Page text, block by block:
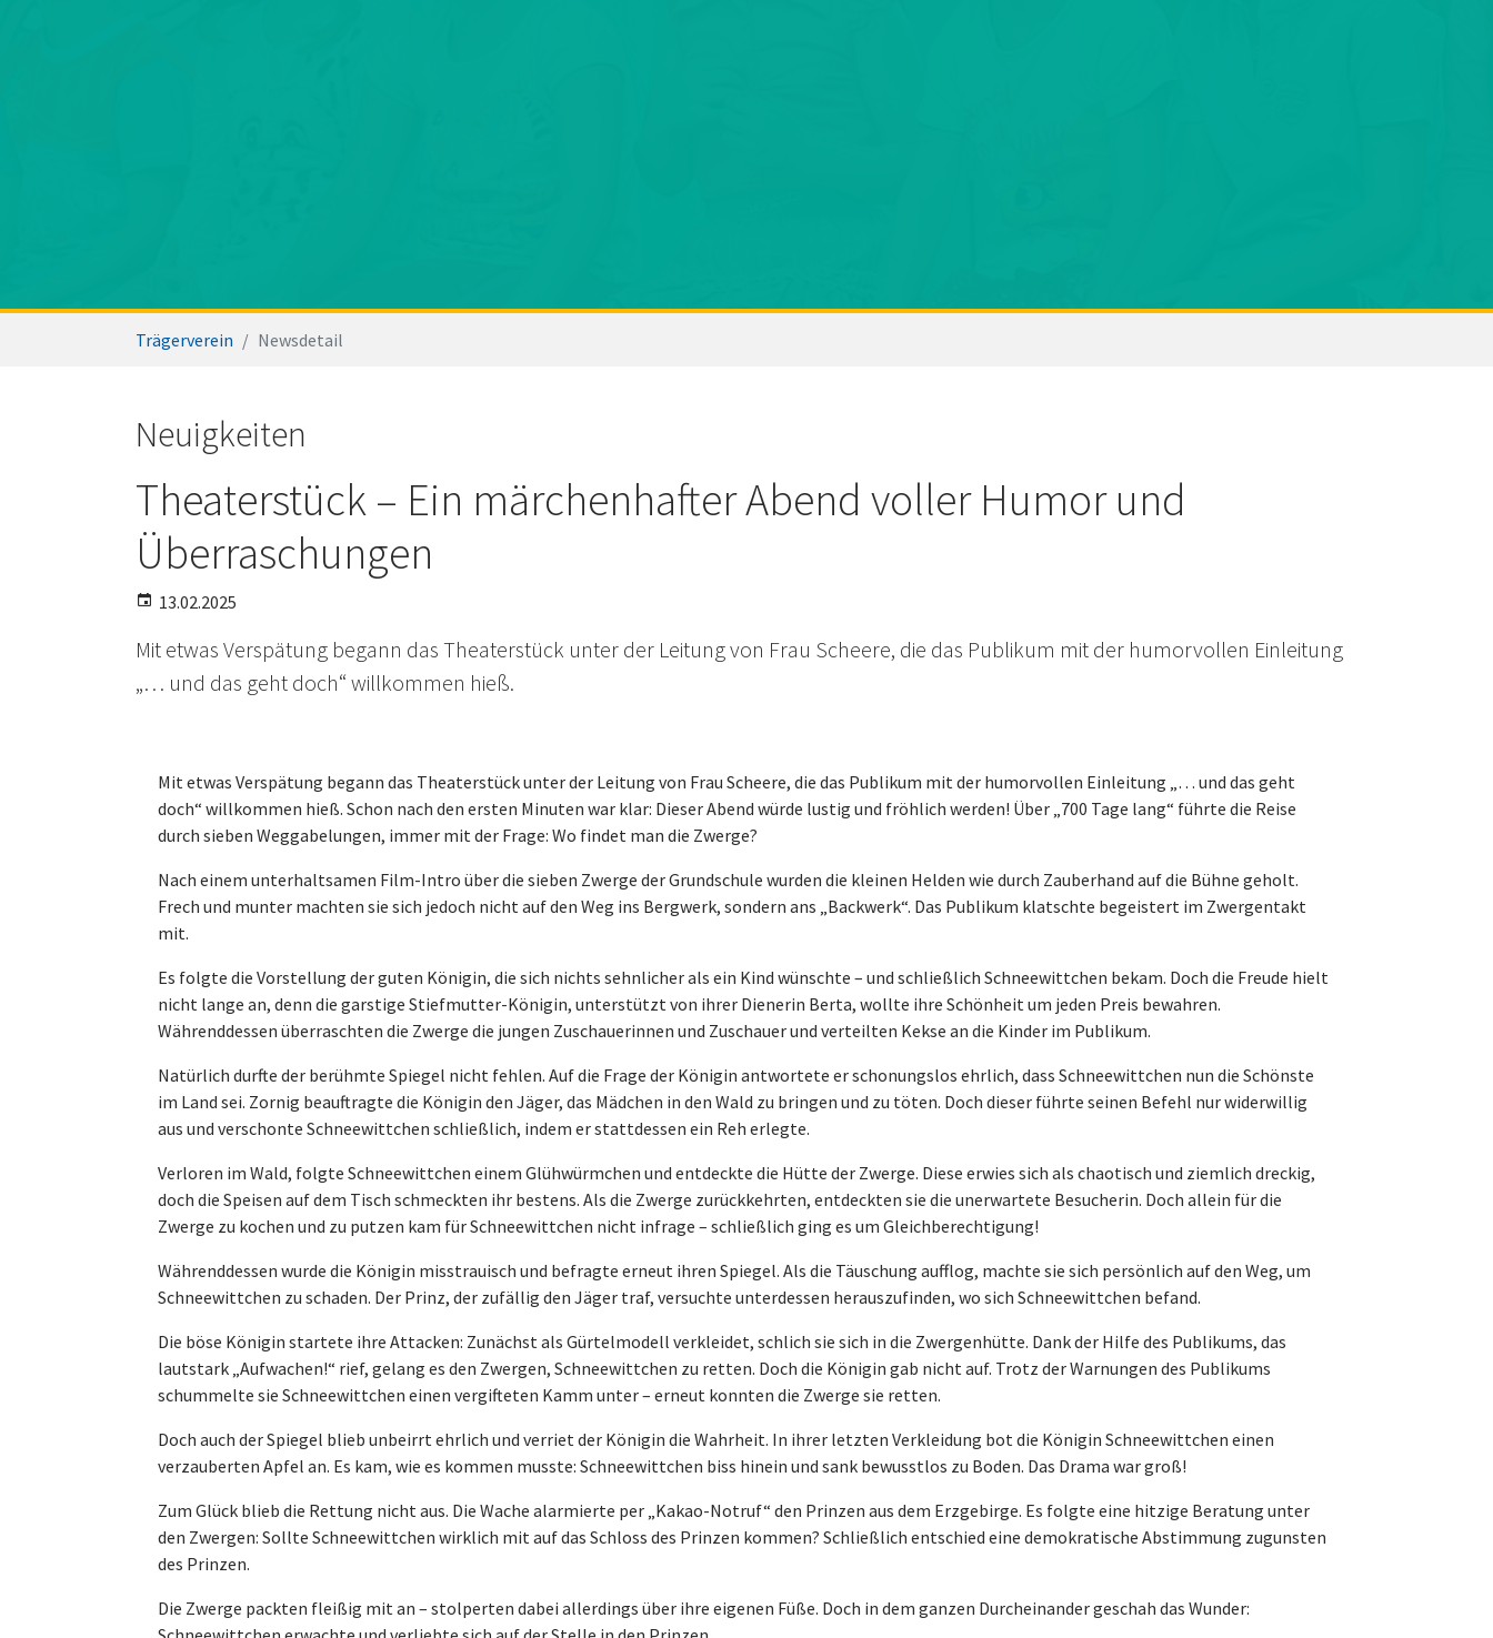
Trägerverein Newsdetail
Neuigkeiten
Theaterstück – Ein märchenhafter Abend voller Humor und
Überraschungen
13.02.2025
Mit etwas Verspätung begann das Theaterstück unter der Leitung von Frau Scheere, die das Publikum mit der humorvollen Einleitung
„… und das geht doch“ willkommen hieß.
Mit etwas Verspätung begann das Theaterstück unter der Leitung von Frau Scheere, die das Publikum mit der humorvollen Einleitung „… und das geht
doch“ willkommen hieß. Schon nach den ersten Minuten war klar: Dieser Abend würde lustig und fröhlich werden! Über „700 Tage lang“ führte die Reise
durch sieben Weggabelungen, immer mit der Frage: Wo findet man die Zwerge?
Nach einem unterhaltsamen Film-Intro über die sieben Zwerge der Grundschule wurden die kleinen Helden wie durch Zauberhand auf die Bühne geholt.
Frech und munter machten sie sich jedoch nicht auf den Weg ins Bergwerk, sondern ans „Backwerk“. Das Publikum klatschte begeistert im Zwergentakt
mit.
Es folgte die Vorstellung der guten Königin, die sich nichts sehnlicher als ein Kind wünschte – und schließlich Schneewittchen bekam. Doch die Freude hielt
nicht lange an, denn die garstige Stiefmutter-Königin, unterstützt von ihrer Dienerin Berta, wollte ihre Schönheit um jeden Preis bewahren.
Währenddessen überraschten die Zwerge die jungen Zuschauerinnen und Zuschauer und verteilten Kekse an die Kinder im Publikum.
Natürlich durfte der berühmte Spiegel nicht fehlen. Auf die Frage der Königin antwortete er schonungslos ehrlich, dass Schneewittchen nun die Schönste
im Land sei. Zornig beauftragte die Königin den Jäger, das Mädchen in den Wald zu bringen und zu töten. Doch dieser führte seinen Befehl nur widerwillig
aus und verschonte Schneewittchen schließlich, indem er stattdessen ein Reh erlegte.
Verloren im Wald, folgte Schneewittchen einem Glühwürmchen und entdeckte die Hütte der Zwerge. Diese erwies sich als chaotisch und ziemlich dreckig,
doch die Speisen auf dem Tisch schmeckten ihr bestens. Als die Zwerge zurückkehrten, entdeckten sie die unerwartete Besucherin. Doch allein für die
Zwerge zu kochen und zu putzen kam für Schneewittchen nicht infrage – schließlich ging es um Gleichberechtigung!
Währenddessen wurde die Königin misstrauisch und befragte erneut ihren Spiegel. Als die Täuschung aufflog, machte sie sich persönlich auf den Weg, um
Schneewittchen zu schaden. Der Prinz, der zufällig den Jäger traf, versuchte unterdessen herauszufinden, wo sich Schneewittchen befand.
Die böse Königin startete ihre Attacken: Zunächst als Gürtelmodell verkleidet, schlich sie sich in die Zwergenhütte. Dank der Hilfe des Publikums, das
lautstark „Aufwachen!“ rief, gelang es den Zwergen, Schneewittchen zu retten. Doch die Königin gab nicht auf. Trotz der Warnungen des Publikums
schummelte sie Schneewittchen einen vergifteten Kamm unter – erneut konnten die Zwerge sie retten.
Doch auch der Spiegel blieb unbeirrt ehrlich und verriet der Königin die Wahrheit. In ihrer letzten Verkleidung bot die Königin Schneewittchen einen
verzauberten Apfel an. Es kam, wie es kommen musste: Schneewittchen biss hinein und sank bewusstlos zu Boden. Das Drama war groß!
Zum Glück blieb die Rettung nicht aus. Die Wache alarmierte per „Kakao-Notruf“ den Prinzen aus dem Erzgebirge. Es folgte eine hitzige Beratung unter
den Zwergen: Sollte Schneewittchen wirklich mit auf das Schloss des Prinzen kommen? Schließlich entschied eine demokratische Abstimmung zugunsten
des Prinzen.
Die Zwerge packten fleißig mit an – stolperten dabei allerdings über ihre eigenen Füße. Doch in dem ganzen Durcheinander geschah das Wunder: